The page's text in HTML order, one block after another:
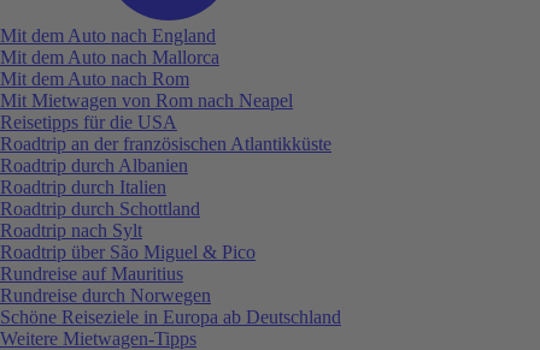
Mit dem Auto nach England
Mit dem Auto nach Mallorca
Mit dem Auto nach Rom
Mit Mietwagen von Rom nach Neapel
Reisetipps für die USA
Roadtrip an der französischen Atlantikküste
Roadtrip durch Albanien
Roadtrip durch Italien
Roadtrip durch Schottland
Roadtrip nach Sylt
Roadtrip über São Miguel & Pico
Rundreise auf Mauritius
Rundreise durch Norwegen
Schöne Reiseziele in Europa ab Deutschland
Weitere Mietwagen-Tipps